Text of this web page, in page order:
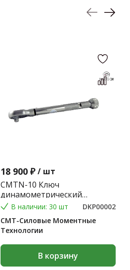
18 900 ₽ / шт
CMTN-10 Ключ
динамометрический
предельного типа 2-10 Nm.
кг
В наличии: 30 шт
DKP00002
СМТ-Силовые Моментные
Технологии
В корзину